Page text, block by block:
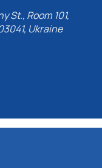
St., Room 101,
Ukraine